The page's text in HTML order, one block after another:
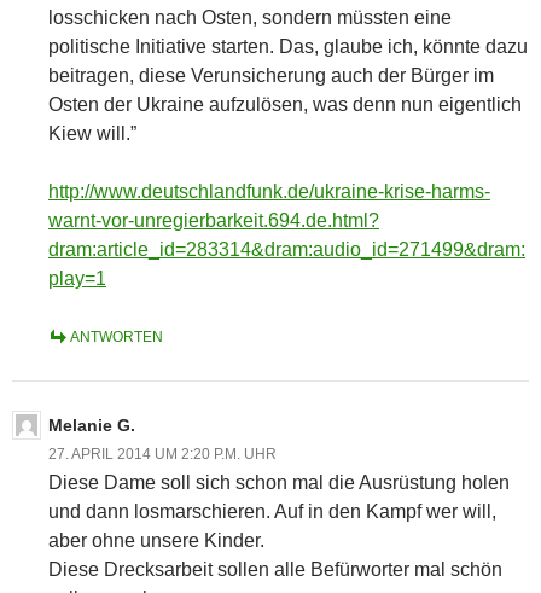
losschicken nach Osten, sondern müssten eine
politische Initiative starten. Das, glaube ich, könnte dazu
beitragen, diese Verunsicherung auch der Bürger im
Osten der Ukraine aufzulösen, was denn nun eigentlich
Kiew will.”
http://www.deutschlandfunk.de/ukraine-krise-harms-
warnt-vor-unregierbarkeit.694.de.html?
dram:article_id=283314&dram:audio_id=271499&dram:
play=1
ANTWORTEN
Melanie G.
27. APRIL 2014 UM 2:20 P.M. UHR
Diese Dame soll sich schon mal die Ausrüstung holen
und dann losmarschieren. Auf in den Kampf wer will,
aber ohne unsere Kinder.
Diese Drecksarbeit sollen alle Befürworter mal schön